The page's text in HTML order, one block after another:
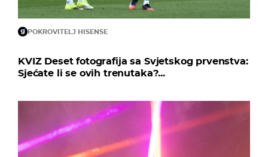
POKROVITELJ HISENSE
KVIZ Deset fotografija sa Svjetskog prvenstva:
Sjećate li se ovih trenutaka?...